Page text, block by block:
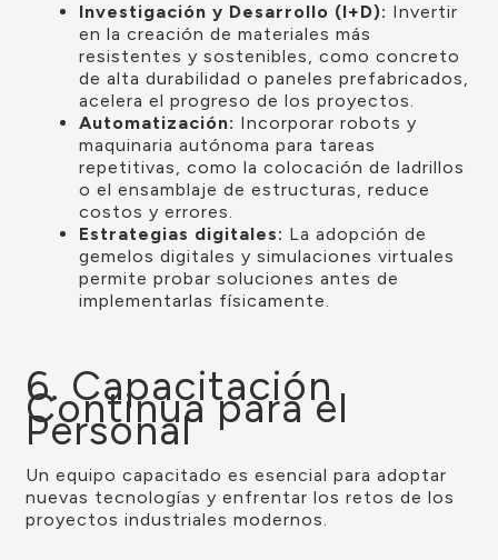
Investigación y Desarrollo (I+D): Invertir
en la creación de materiales más
resistentes y sostenibles, como concreto
de alta durabilidad o paneles prefabricados,
acelera el progreso de los proyectos.
Automatización: Incorporar robots y
maquinaria autónoma para tareas
repetitivas, como la colocación de ladrillos
o el ensamblaje de estructuras, reduce
costos y errores.
Estrategias digitales: La adopción de
gemelos digitales y simulaciones virtuales
permite probar soluciones antes de
implementarlas físicamente.
6. Capacitación
Continua para el
Personal
Un equipo capacitado es esencial para adoptar
nuevas tecnologías y enfrentar los retos de los
proyectos industriales modernos.